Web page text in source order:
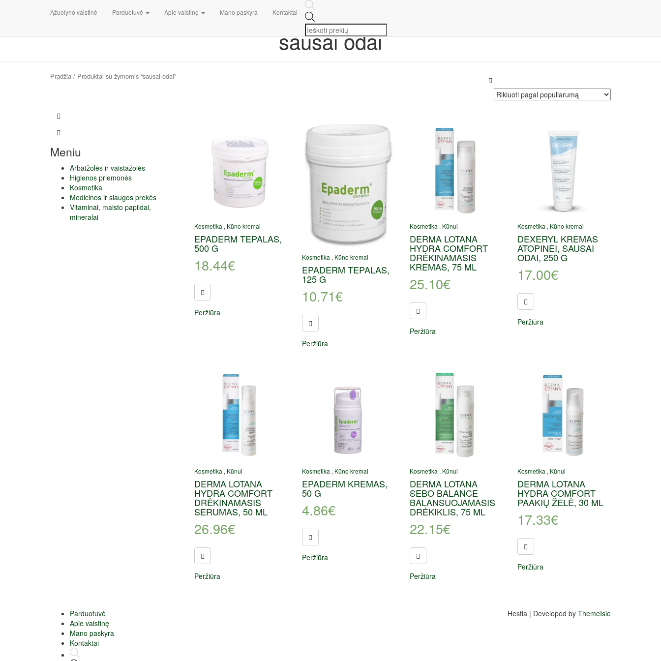
Ąžuolyno vaistinė Parduotuvė Apie vaistinę Mano paskyra Kontaktai
sausai odai
Pradžia / Produktai su žymomis “sausai odai”
Meniu
Arbatžolės ir vaistažolės
Higienos priemonės
Kosmetika
Medicinos ir slaugos prekės
Vitaminai, maisto papildai,
mineralai
Kosmetika , Kūno kremai
EPADERM TEPALAS,
500 G
18.44€
Peržiūra
Kosmetika , Kūno kremai
EPADERM TEPALAS,
125 G
10.71€
Peržiūra
Kosmetika , Kūnui
DERMA LOTANA
HYDRA COMFORT
DRĖKINAMASIS
KREMAS, 75 ML
25.10€
Peržiūra
Kosmetika , Kūno kremai
DEXERYL KREMAS
ATOPINEI, SAUSAI
ODAI, 250 G
17.00€
Peržiūra
Kosmetika , Kūnui
DERMA LOTANA
HYDRA COMFORT
DRĖKINAMASIS
SERUMAS, 50 ML
26.96€
Peržiūra
Kosmetika , Kūno kremai
EPADERM KREMAS,
50 G
4.86€
Peržiūra
Kosmetika , Kūnui
DERMA LOTANA
SEBO BALANCE
BALANSUOJAMASIS
DRĖKIKLIS, 75 ML
22.15€
Peržiūra
Kosmetika , Kūnui
DERMA LOTANA
HYDRA COMFORT
PAAKIŲ ŽELĖ, 30 ML
17.33€
Peržiūra
Parduotuvė
Apie vaistinę
Mano paskyra
Kontaktai
Hestia | Developed by ThemeIsle